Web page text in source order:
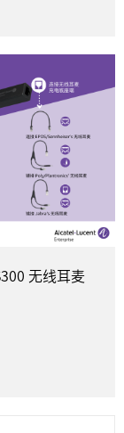
无线耳麦